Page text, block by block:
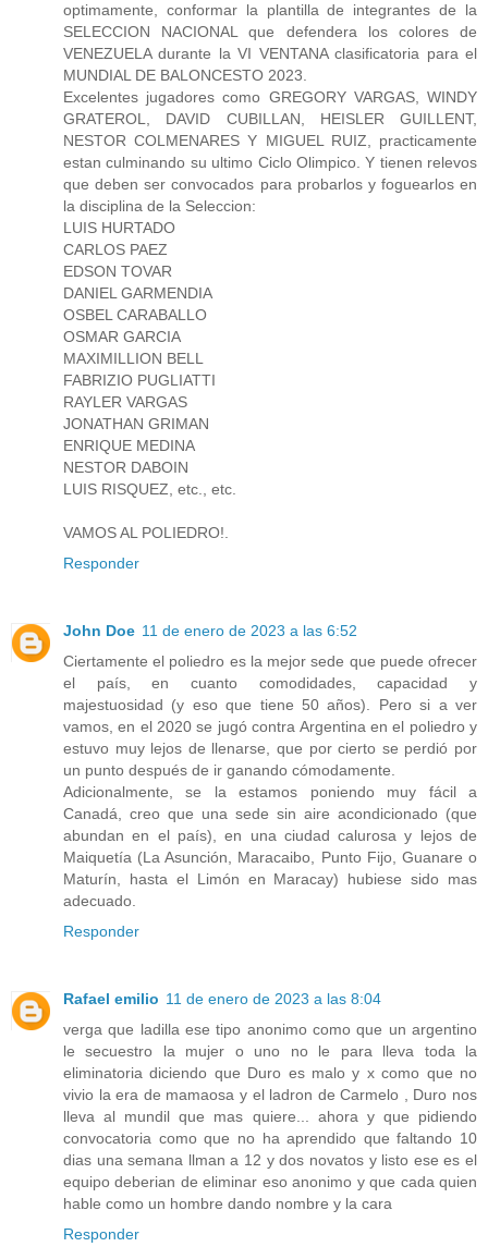
optimamente, conformar la plantilla de integrantes de la
SELECCION NACIONAL que defendera los colores de
VENEZUELA durante la VI VENTANA clasificatoria para el
MUNDIAL DE BALONCESTO 2023.
Excelentes jugadores como GREGORY VARGAS, WINDY
GRATEROL, DAVID CUBILLAN, HEISLER GUILLENT,
NESTOR COLMENARES Y MIGUEL RUIZ, practicamente
estan culminando su ultimo Ciclo Olimpico. Y tienen relevos
que deben ser convocados para probarlos y foguearlos en
la disciplina de la Seleccion:
LUIS HURTADO
CARLOS PAEZ
EDSON TOVAR
DANIEL GARMENDIA
OSBEL CARABALLO
OSMAR GARCIA
MAXIMILLION BELL
FABRIZIO PUGLIATTI
RAYLER VARGAS
JONATHAN GRIMAN
ENRIQUE MEDINA
NESTOR DABOIN
LUIS RISQUEZ, etc., etc.
VAMOS AL POLIEDRO!.
Responder
John Doe 11 de enero de 2023 a las 6:52
Ciertamente el poliedro es la mejor sede que puede ofrecer
el país, en cuanto comodidades, capacidad y
majestuosidad (y eso que tiene 50 años). Pero si a ver
vamos, en el 2020 se jugó contra Argentina en el poliedro y
estuvo muy lejos de llenarse, que por cierto se perdió por
un punto después de ir ganando cómodamente.
Adicionalmente, se la estamos poniendo muy fácil a
Canadá, creo que una sede sin aire acondicionado (que
abundan en el país), en una ciudad calurosa y lejos de
Maiquetía (La Asunción, Maracaibo, Punto Fijo, Guanare o
Maturín, hasta el Limón en Maracay) hubiese sido mas
adecuado.
Responder
Rafael emilio 11 de enero de 2023 a las 8:04
verga que ladilla ese tipo anonimo como que un argentino
le secuestro la mujer o uno no le para lleva toda la
eliminatoria diciendo que Duro es malo y x como que no
vivio la era de mamaosa y el ladron de Carmelo , Duro nos
lleva al mundil que mas quiere... ahora y que pidiendo
convocatoria como que no ha aprendido que faltando 10
dias una semana llman a 12 y dos novatos y listo ese es el
equipo deberian de eliminar eso anonimo y que cada quien
hable como un hombre dando nombre y la cara
Responder